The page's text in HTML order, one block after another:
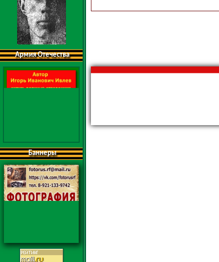
Армия Отечества
Баннеры